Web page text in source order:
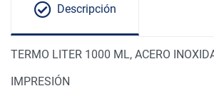
Descripción
TERMO LITER 1000 ML, ACERO
IMPRESIÓN